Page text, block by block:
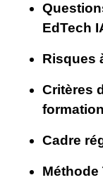
EdTech
Risques
Critères
formation
Cadre
Méthode